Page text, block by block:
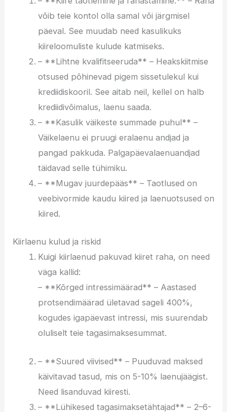
võib teie kontol olla samal või järgmisel
päeval. See muudab need kasulikuks
kiireloomuliste kulude katmiseks.
– **Lihtne kvalifitseeruda** – Heakskiitmise
otsused põhinevad pigem sissetulekul kui
krediidiskooril. See aitab neil, kellel on halb
krediidivõimalus, laenu saada.
– **Kasulik väikeste summade puhul** –
Väikelaenu ei pruugi eralaenu andjad ja
pangad pakkuda. Palgapäevalaenuandjad
täidavad selle tühimiku.
– **Mugav juurdepääs** – Taotlused on
veebivormide kaudu kiired ja laenuotsused on
kiired.
Kiirlaenu kulud ja riskid
Kuigi kiirlaenud pakuvad kiiret raha, on need
väga kallid:
– **Kõrged intressimäärad** – Aastased
protsendimäärad ületavad sageli 400%,
kogudes igapäevast intressi, mis suurendab
oluliselt teie tagasimaksesummat.
– **Suured viivised** – Puuduvad maksed
käivitavad tasud, mis on 5-10% laenujäägist.
Need lisanduvad kiiresti.
– **Lühikesed tagasimaksetähtajad** – 2–6-